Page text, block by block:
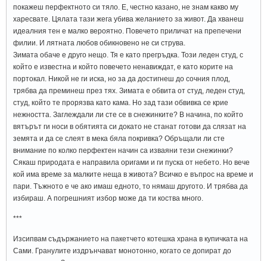
покажеш перфектното си тяло. Е, честно казано, не знам какво му
харесвате. Цялата тази жега убива желанието за живот. Да хванеш
идеалния тен е малко вероятно. Повечето приличат на препечени
филии. И лятната любов обикновено не си струва.
Зимата обаче е друго нещо. Тя е като прегръдка. Този леден студ, с
който е известна и който повечето ненавиждат, е като корите на
портокал. Никой не ги иска, но за да достигнеш до сочния плод,
трябва да преминеш през тях. Зимата е обвита от студ, леден студ,
студ, който те прорязва като кама. Но зад тази обвивка се крие
нежността. Заглеждали ли сте се в снежинките? В начина, по който
вятърът ги носи в обятията си докато не станат готови да слязат на
земята и да се слеят в мека бяла покривка? Обръщали ли сте
внимание по колко перфектен начин са изваяни тези снежинки?
Сякаш природата е направила оригами и ги пуска от небето. Но вече
кой има време за малките неща в живота? Всичко е въпрос на време и
пари. Тъжното е че ако имаш едното, то нямаш другото. И трябва да
избираш. А погрешният избор може да ти коства много.
***
Изсипвам съдържанието на пакетчето котешка храна в купичката на
Сами. Гранулите издрънчават монотонно, когато се допират до